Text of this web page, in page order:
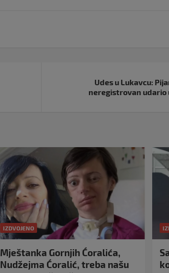
Udes u Lukavcu:
neregistrovan udario
IZDVOJENO
Mještanka Gornjih Ćoralića,
Nudžejma Ćoralić, treba našu